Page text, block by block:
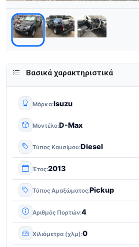
Βασικά χαρακτηριστικά
Μάρκα Isuzu
Μοντέλο D-Max
Τύπος Καυσίμου Diesel
Έτος 2013
Τύπος Αμαξώματος Pickup
Αριθμός Πορτών 4
Χιλιόμετρα (χλμ) 0